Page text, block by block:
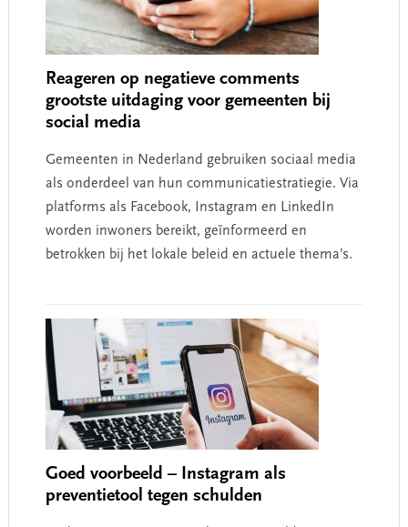
Reageren op negatieve comments
grootste uitdaging voor gemeenten bij
social media
Gemeenten in Nederland gebruiken sociaal media
als onderdeel van hun communicatiestratiegie. Via
platforms als Facebook, Instagram en LinkedIn
worden inwoners bereikt, geïnformeerd en
betrokken bij het lokale beleid en actuele thema’s.
Goed voorbeeld – Instagram als
preventietool tegen schulden